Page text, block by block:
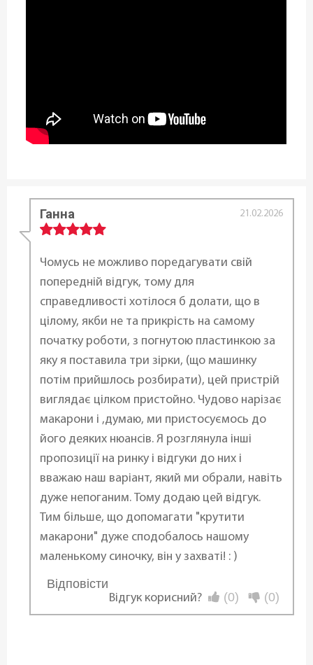
Ганна 21.02.2026
Чомусь не можливо поредагувати свій
попередній відгук, тому для
справедливості хотілося б долати, що в
цілому, якби не та прикрість на самому
початку роботи, з погнутою пластинкою за
яку я поставила три зірки, (що машинку
потім прийшлось розбирати), цей пристрій
виглядає цілком пристойно. Чудово нарізає
макарони і ,думаю, ми пристосуємось до
його деяких нюансів. Я розглянула інші
пропозиції на ринку і відгуки до них і
вважаю наш варіант, який ми обрали, навіть
дуже непоганим. Тому додаю цей відгук.
Тим більше, що допомагати "крутити
макарони" дуже сподобалось нашому
маленькому синочку, він у захваті! : )
...Відповісти
Відгук корисний? (0) (0)